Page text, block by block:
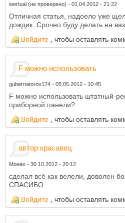
wertual (не проверено) - 01.04.2012 - 21:22
Отличная статья, надоело уже
дождик. Срочно буду делать на
Войдите , чтобы оставлять
F можно использовать
gubernatorov174- 05.05.2012 - 10:45
F можно использовать штатный-
приборной панели?
Войдите , чтобы оставлять
автор красавец
Монах - 30.10.2012 - 20:12
сделал всё как велели, доволен
СПАСИБО
Войдите , чтобы оставлять